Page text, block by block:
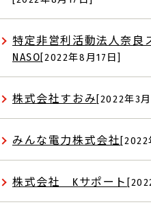
特定非営利活動法人奈良
NASO[2022年8月17日]
株式会社すおみ[2022年3月
みんな電力株式会社[2022
株式会社 Kサポート